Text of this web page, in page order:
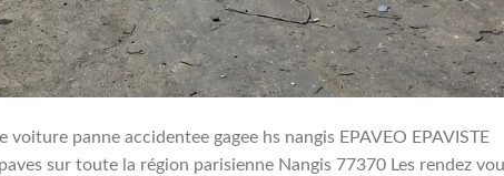
panne accidentee gagee hs nangis EPAVEO EPAVISTE
sur toute la région parisienne Nangis 77370 Les rendez